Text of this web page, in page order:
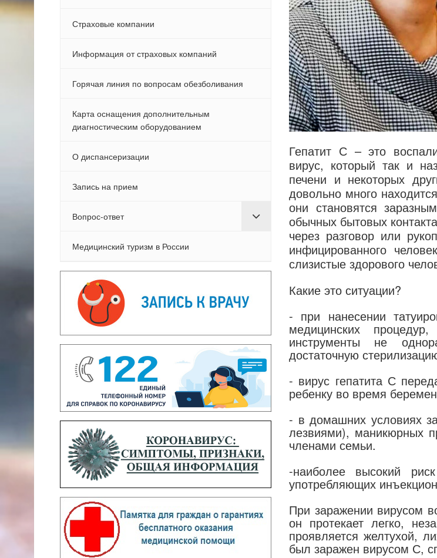
Страховые компании
Информация от страховых компаний
Горячая линия по вопросам обезболивания
Карта оснащения дополнительным
диагностическим оборудованием
О диспансеризации
Запись на прием
Вопрос-ответ
Медицинский туризм в России
Гепатит С – это
вирус, который так и
печени и некоторых
довольно много
они становятся
обычных бытовых
через разговор или
инфицированного
слизистые здорового
Какие это ситуации?
- при нанесении
медицинских
инструменты не
достаточную
- вирус гепатита С
ребенку во время
- в домашних условиях
лезвиями), маникюрных
членами семьи.
-наиболее высокий
употребляющих
При заражении вирусом
он протекает легко,
проявляется желтухой,
был заражен вирусом С,